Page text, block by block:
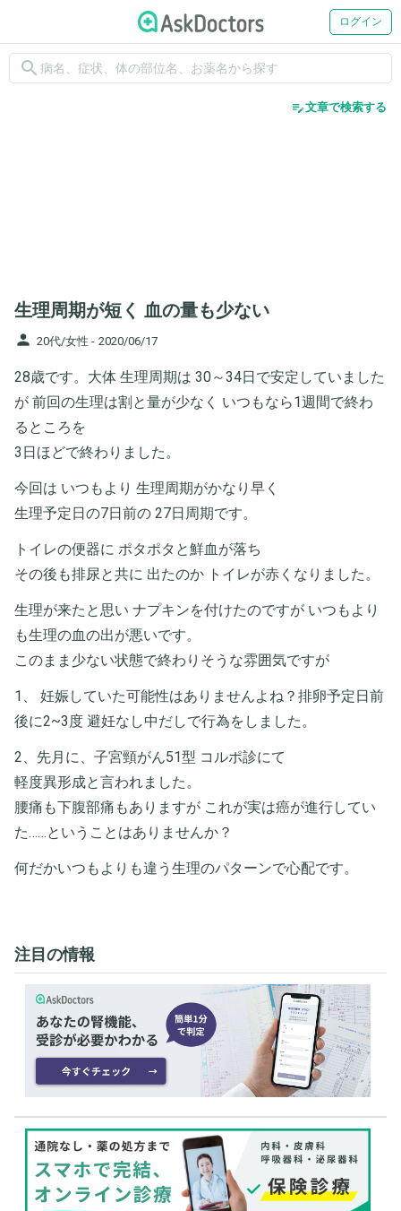
ログイン
search
edit_note文章で検索する
生理周期が短く 血の量も少ない
person 20代/女性 - 2020/06/17
28歳です。大体 生理周期は 30～34日で安定していました
が 前回の生理は割と量が少なく いつもなら1週間で終わ
るところを
3日ほどで終わりました。
今回は いつもより 生理周期がかなり早く
生理予定日の7日前の 27日周期です。
トイレの便器に ポタポタと鮮血が落ち
その後も排尿と共に 出たのか トイレが赤くなりました。
生理が来たと思い ナプキンを付けたのですが いつもより
も生理の血の出が悪いです。
このまま少ない状態で終わりそうな雰囲気ですが
1、 妊娠していた可能性はありませんよね？排卵予定日前
後に2~3度 避妊なし中だしで行為をしました。
2、先月に、子宮頸がん51型 コルポ診にて
軽度異形成と言われました。
腰痛も下腹部痛もありますが これが実は癌が進行してい
た……ということはありませんか？
何だかいつもよりも違う生理のパターンで心配です。
注目の情報